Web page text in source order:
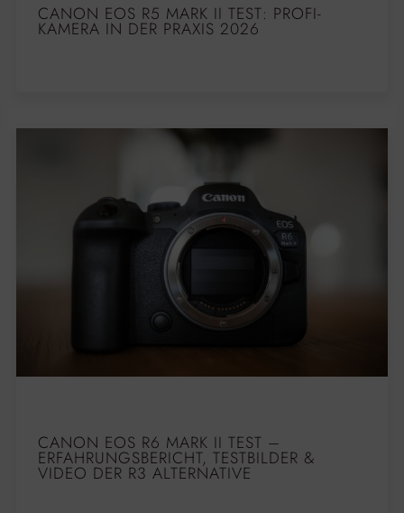
CANON EOS R5 MARK II TEST: PROFI-
KAMERA IN DER PRAXIS 2026
CANON EOS R6 MARK II TEST –
ERFAHRUNGSBERICHT, TESTBILDER &
VIDEO DER R3 ALTERNATIVE